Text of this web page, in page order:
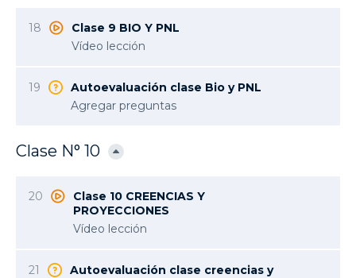
18
Clase 9 BIO Y PNL
Vídeo lección
19
Autoevaluación clase Bio y PNL
Agregar preguntas
Clase N° 10
20
Clase 10 CREENCIAS Y
PROYECCIONES
Vídeo lección
21
Autoevaluación clase creencias y